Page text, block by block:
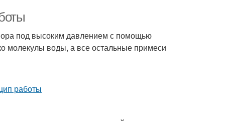
под высоким давлением с помощью
молекулы воды, а все остальные примеси